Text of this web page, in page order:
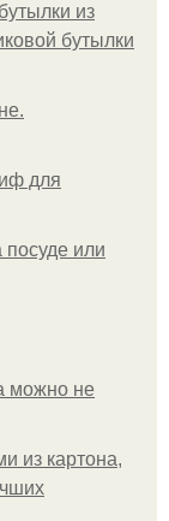
из
бутылки
для
посуде или
можно не
из картона,